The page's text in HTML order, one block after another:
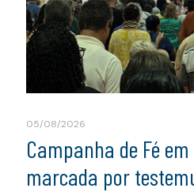
05/08/2026
Campanha de Fé em
marcada por